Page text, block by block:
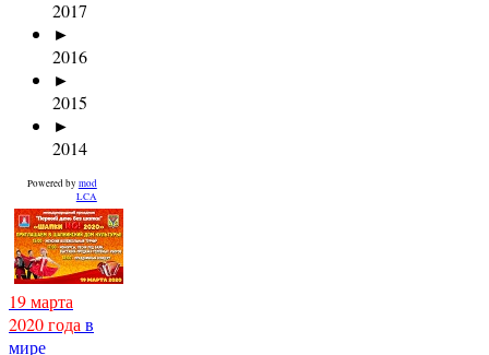
2017
►
2016
►
2015
►
2014
Powered by mod
LCA
19 марта
2020 года в
мире